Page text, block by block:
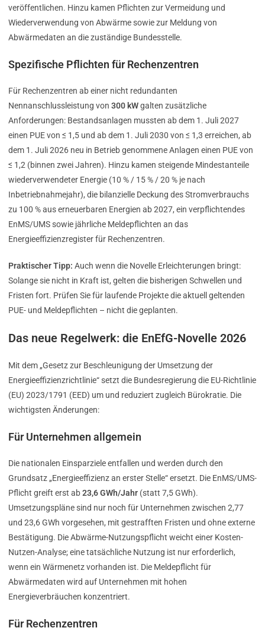
veröffentlichen. Hinzu kamen Pflichten zur Vermeidung und
Wiederverwendung von Abwärme sowie zur Meldung von
Abwärmedaten an die zuständige Bundesstelle.
Spezifische Pflichten für Rechenzentren
Für Rechenzentren ab einer nicht redundanten
Nennanschlussleistung von 300 kWgalten zusätzliche
Anforderungen: Bestandsanlagen mussten ab dem 1. Juli 2027
einen PUE von ≤ 1,5 und ab dem 1. Juli 2030 von ≤ 1,3 erreichen, ab
dem 1. Juli 2026 neu in Betrieb genommene Anlagen einen PUE von
≤ 1,2 (binnen zwei Jahren). Hinzu kamen steigende Mindestanteile
wiederverwendeter Energie (10 % / 15 % / 20 % je nach
Inbetriebnahmejahr), die bilanzielle Deckung des Stromverbrauchs
zu 100 % aus erneuerbaren Energien ab 2027, ein verpflichtendes
EnMS/UMS sowie jährliche Meldepflichten an das
Energieeffizienzregister für Rechenzentren.
Praktischer Tipp: Auch wenn die Novelle Erleichterungen bringt:
Solange sie nicht in Kraft ist, gelten die bisherigen Schwellen und
Fristen fort. Prüfen Sie für laufende Projekte die aktuell geltenden
PUE- und Meldepflichten – nicht die geplanten.
Das neue Regelwerk: die EnEfG-Novelle 2026
Mit dem „Gesetz zur Beschleunigung der Umsetzung der
Energieeffizienzrichtlinie“ setzt die Bundesregierung die EU-Richtlinie
(EU) 2023/1791 (EED) um und reduziert zugleich Bürokratie. Die
wichtigsten Änderungen:
Für Unternehmen allgemein
Die nationalen Einsparziele entfallen und werden durch den
Grundsatz „Energieeffizienz an erster Stelle“ ersetzt. Die EnMS/UMS-
Pflicht greift erst ab23,6 GWh/Jahr (statt 7,5 GWh).
Umsetzungspläne sind nur noch für Unternehmen zwischen 2,77
und 23,6 GWh vorgesehen, mit gestrafften Fristen und ohne externe
Bestätigung. Die Abwärme-Nutzungspflicht weicht einer Kosten-
Nutzen-Analyse; eine tatsächliche Nutzung ist nur erforderlich,
wenn ein Wärmenetz vorhanden ist. Die Meldepflicht für
Abwärmedaten wird auf Unternehmen mit hohen
Energieverbräuchen konzentriert.
Für Rechenzentren